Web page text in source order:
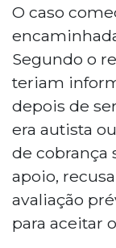
investigadas
suposta
extras para
deficiência.
falta de
cobrança
avaliação
proíbe tais
O caso
Segundo o
teriam
depois de
era autista
de cobrança
apoio,
avaliação
para aceitar